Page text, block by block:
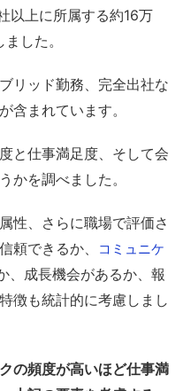
以上に所属する約16万
した。
リッド勤務、完全出社な
含まれています。
と仕事満足度、そして会
かを調べました。
性、さらに職場で評価さ
頼できるか、
コミュニケ
、成長機会があるか、報
徴も統計的に考慮しまし
の頻度が高いほど仕事満